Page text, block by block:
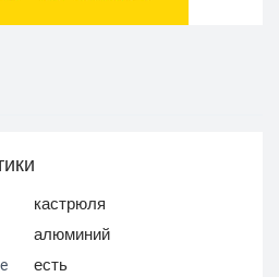
кастрюля
алюминий
есть